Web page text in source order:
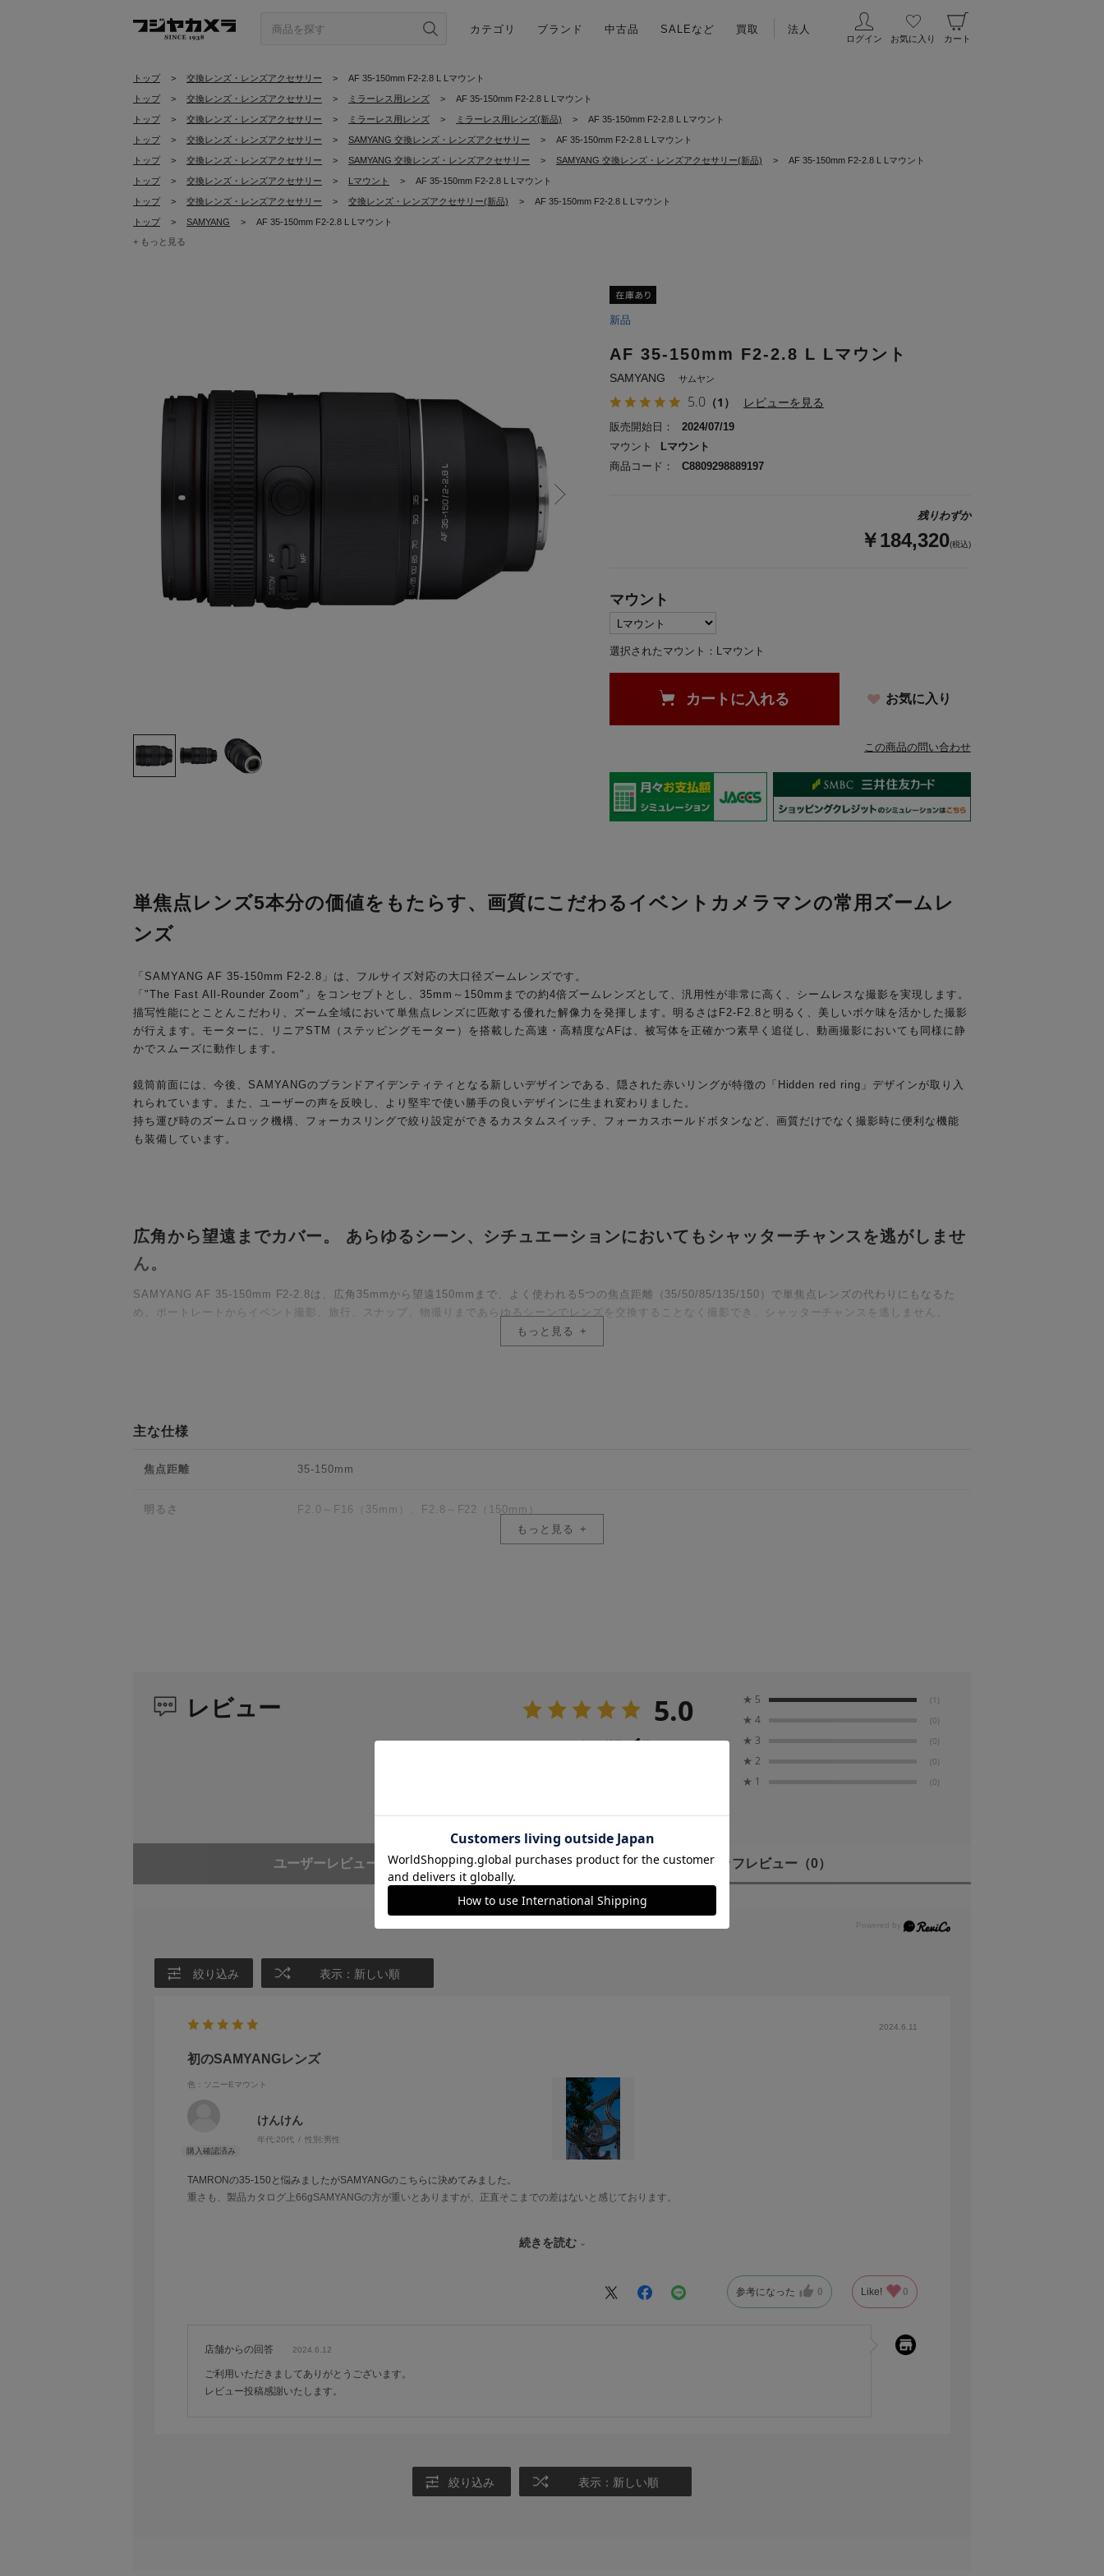
カテゴリ ブランド 中古品 SALEなど 買取 法人
ログイン お気に入り カート
トップ > 交換レンズ・レンズアクセサリー > AF 35-150mm F2-2.8 L Lマウント
トップ > 交換レンズ・レンズアクセサリー > ミラーレス用レンズ > AF 35-150mm F2-2.8 L Lマウント
トップ > 交換レンズ・レンズアクセサリー > ミラーレス用レンズ > ミラーレス用レンズ(新品) > AF 35-150mm F2-2.8 L Lマウント
トップ > 交換レンズ・レンズアクセサリー > SAMYANG 交換レンズ・レンズアクセサリー > AF 35-150mm F2-2.8 L Lマウント
トップ > 交換レンズ・レンズアクセサリー > SAMYANG 交換レンズ・レンズアクセサリー > SAMYANG 交換レンズ・レンズアクセサリー(新品) > AF 35-150mm F2-2.8 L Lマウント
トップ > 交換レンズ・レンズアクセサリー > Lマウント > AF 35-150mm F2-2.8 L Lマウント
トップ > 交換レンズ・レンズアクセサリー > 交換レンズ・レンズアクセサリー(新品) > AF 35-150mm F2-2.8 L Lマウント
トップ > SAMYANG >
AF 35-150mm F2-2.8 L Lマウント
+ もっと見る
新品
AF 35-150mm F2-2.8 L Lマウント
SAMYANG サムヤン
5.0 （1） レビューを見る
残りわずか
￥184,320(税込)
商品コード： C8809298889197
販売開始日：
2024/07/19
マウント
Lマウント
カートに入れる お気に入り
この商品の問い合わせ
マウント
選択されたマウント：Lマウント
単焦点レンズ5本分の価値をもたらす、画質にこだわるイベントカメラマンの常用ズームレ
ンズ
「SAMYANG AF 35-150mm F2-2.8」は、フルサイズ対応の大口径ズームレンズです。
「"The Fast All-Rounder Zoom"」をコンセプトとし、35mm～150mmまでの約4倍ズームレンズとして、汎用性が非常に高く、シームレスな撮影を実現します。
描写性能にとことんこだわり、ズーム全域において単焦点レンズに匹敵する優れた解像力を発揮します。明るさはF2-F2.8と明るく、美しいボケ味を活かした撮影
が行えます。モーターに、リニアSTM（ステッピングモーター）を搭載した高速・高精度なAFは、被写体を正確かつ素早く追従し、動画撮影においても同様に静
かでスムーズに動作します。
鏡筒前面には、今後、SAMYANGのブランドアイデンティティとなる新しいデザインである、隠された赤いリングが特徴の「Hidden red ring」デザインが取り入
れられています。また、ユーザーの声を反映し、より堅牢で使い勝手の良いデザインに生まれ変わりました。
持ち運び時のズームロック機構、フォーカスリングで絞り設定ができるカスタムスイッチ、フォーカスホールドボタンなど、画質だけでなく撮影時に便利な機能
も装備しています。
広角から望遠までカバー。 あらゆるシーン、シチュエーションにおいてもシャッターチャンスを逃がしませ
ん。
SAMYANG AF 35-150mm F2-2.8は、広角35mmから望遠150mmまで、よく使われる5つの焦点距離（35/50/85/135/150）で単焦点レンズの代わりにもなるた
め、ポートレートからイベント撮影、旅行、スナップ、物撮りまであらゆるシーンでレンズを交換することなく撮影でき、シャッターチャンスを逃しません。
さらに、UMC（ウルトラマルチコーティング）により、フレアやゴーストの発生を抑え、自然でクリアな描写を実現します。
開放F2-2.8の大口径により、ズーム全域で美しく柔らかなボケ味が得られます。
浅い被写界深度を利用して、被写体を背景から効果的に分離し、被写体をより一層際立たせることができます。
優れたクローズアップ性能
焦点距離35mm時に33cm、150mm時に85cmの最短撮影距離により、被写体により近づき、クローズアップしながら細部までシャープに捉えることができます。
撮影をアシストするカスタマイズ機能
レンズ側面にあるスイッチとボタンは、好みの機能にカスタマイズできます。
MODE 2に設定すると、AF時はフォーカスリングでの絞り調整が可能です。MF時にはフォーカスの移動速度が一定になるリニアMFモードで操作することができ
ます。
AF時には、フォーカスホールドボタンを押している間、ピント位置を固定することができます。(「瞳AF」などの機能をカメラ本体側から割り当てることも可
MF時に、フォーカスホールドボタンを3秒以上押すと、現在のピント位置をレンズに記憶させることができ、ボタンを押すことでいつでもそのピント位置にする
ことができます。
フォーカスホールドボタンは2つ備わっているので、2つのピント位置を記憶しておくと、ピント位置が変化する演出ができます。
ドリーショットとは構図内の被写体の大きさは同じまま、背景の縮尺が変わっていく効果のことを指します。プロ向けのドリーは高価で操作も難しいですが、本
機能を使えば、被写体を追いながらズームリングを回転させるだけで簡単にドリーショットを再現できます。
もっと見る
主な仕様
焦点距離 35-150mm
明るさ F2.0～F16（35mm）、F2.8～F22（150mm）
※F値は焦点距離によって異なります。35～40mm：F2 / 40～60mm：F2.2 / 60～80mm：F2.5 / 80～150mm：F2.8
最短撮影距離 Lマウント用：0.32m（35mm）～0.85m（150mm）
Lマウント用：0.184倍（35mm）～0.18倍（150mm）
92.8mm
16.4～61.8°（フルサイズ）、11.0～43.3°（APS-C）
質量 (フード、キャップ含
Lマウント用：1,206g
AF/MF モードスイッチ
AFモーター リニア STM モーター
もっと見る
レビュー 5.0
レビュー件数：1件
★ 5 (1)
★ 4 (0)
★ 3 (0)
★ 2 (0)
★ 1 (0)
ユーザーレビュー （1） スタッフレビュー （0）
絞り込み 表示：新しい順
2024.6.11
初のSAMYANGレンズ
色：ソニーEマウント
けんけん
年代:20代 性別:男性
TAMRONの35-150と悩みましたがSAMYANGのこちらに決めてみました。
重さも、製品カタログ上66gSAMYANGの方が重いとありますが、正直そこまでの差はないと感じております。
AFの性能についてもTAMRONを使ったことが無いので何とも言えませんが、素早く併せてくれるおかげで、撮影するのが毎回楽しみになってます。
また、フォーカスリングの近くの色が赤色になっており、カメラの性能的な部分ではないですが、見た目もかっこよく気に入って使ってます。
まとめとして、ポートレートレンズとしてこれ1本、あるいは広角ズームとの組み合わせでほとんどのシーンを撮影できるのはかなり便利だと思っております。
ただ、オプションのレンズステーション（ファームウェア等のアップデート）を別で買う必要があるため、TAMRONがusb Cのポートが付いている事を考えると、よ
りこだわりたい人はTAMRONで良いと考えております。
続きを読む
参考になった 0 Like! 0
店舗からの回答 2024.6.12
ご利用いただきましてありがとうございます。
レビュー投稿感謝いたします。
絞り込み 表示：新しい順